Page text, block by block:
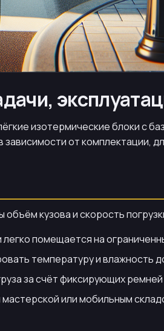
изотермические блоки с
от комплектации,
кузова и скорость
помещается на
температуру и влажность
за счёт фиксирующих
или мобильным